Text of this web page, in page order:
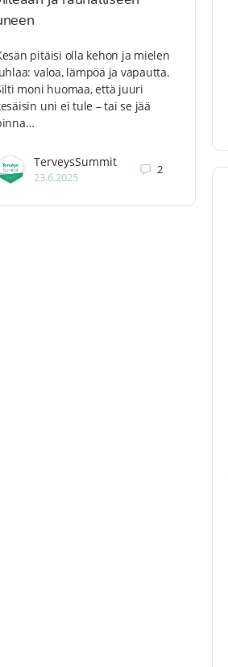
pitäisi olla kehon ja mielen
valoa, lämpöä ja vapautta.
moni huomaa, että juuri
uni ei tule – tai se jää
TerveysSummit
23.6.2025
2